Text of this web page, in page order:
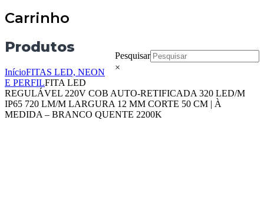
Carrinho
Pesquisar
×
Produtos
InícioFITAS LED, NEON
E PERFILFITA LED
REGULÁVEL 220V COB AUTO-RETIFICADA 320 LED/M
IP65 720 LM/M LARGURA 12 MM CORTE 50 CM | À
MEDIDA – BRANCO QUENTE 2200K